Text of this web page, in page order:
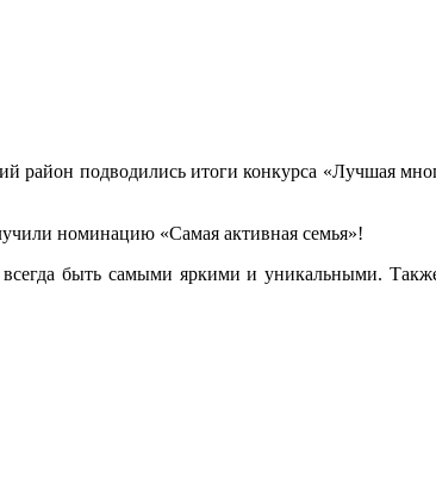
район подводились итоги конкурса «Лучшая
номинацию «Самая активная семья»!
быть самыми яркими и уникальными.